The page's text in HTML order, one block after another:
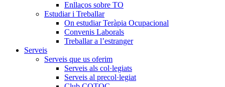
Enllaços sobre TO
Estudiar i Treballar
On estudiar Teràpia Ocupacional
Convenis Laborals
Treballar a l’estranger
Serveis
Serveis que us oferim
Serveis als col·legiats
Serveis al precol·legiat